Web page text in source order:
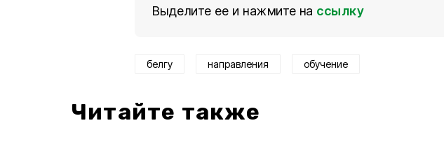
Выделите ее и нажмите на ссылку
белгу направления обучение
Читайте также